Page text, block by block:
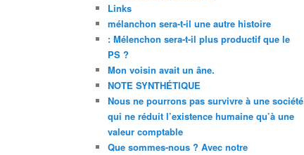
Links
mélanchon sera-t-il une autre histoire
: Mélenchon sera-t-il plus productif que le
PS ?
Mon voisin avait un âne.
NOTE SYNTHÉTIQUE
Nous ne pourrons pas survivre à une société
qui ne réduit l’existence humaine qu’à une
valeur comptable
Que sommes-nous ? Avec notre